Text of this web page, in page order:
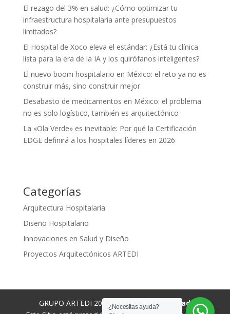
El rezago del 3% en salud: ¿Cómo optimizar tu
infraestructura hospitalaria ante presupuestos
limitados?
El Hospital de Xoco eleva el estándar: ¿Está tu clínica
lista para la era de la IA y los quirófanos inteligentes?
El nuevo boom hospitalario en México: el reto ya no es
construir más, sino construir mejor
Desabasto de medicamentos en México: el problema
no es solo logístico, también es arquitectónico
La «Ola Verde» es inevitable: Por qué la Certificación
EDGE definirá a los hospitales líderes en 2026
Categorías
Arquitectura Hospitalaria
Diseño Hospitalario
Innovaciones en Salud y Diseño
Proyectos Arquitectónicos ARTEDI
GRUPO ARTEDI 2022 |Aviso de privacidad
¿Necesitas ayuda?